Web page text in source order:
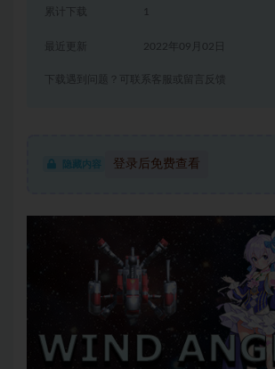
累计下载 1
2022年09月02日
下载遇到问题？可联系客服或留言反馈
隐藏内容 登录后免费查看